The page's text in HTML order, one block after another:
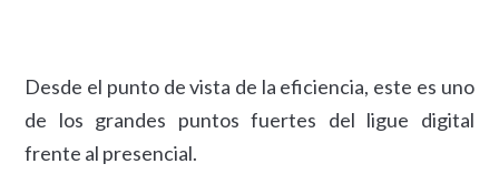
Desde el punto de vista de la eficiencia, este es uno
de los grandes puntos fuertes del ligue digital
frente al presencial.